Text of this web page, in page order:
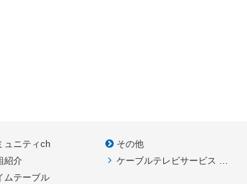
ュニティch
紹介
ムテーブル
その他
ケーブルテレビサービス HOME